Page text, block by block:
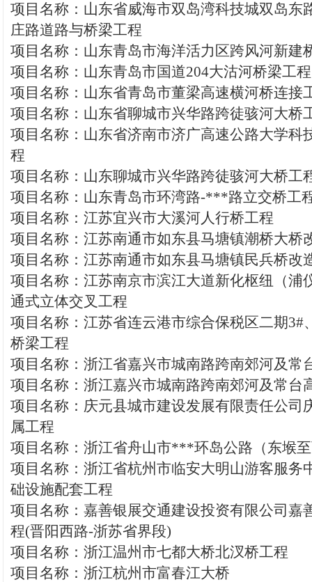
项目名称：山东省威海市双岛湾科技城双岛东
庄路道路与桥梁工程
项目名称：山东青岛市海洋活力区跨风河新建
项目名称：山东青岛市国道204大沽河桥梁工程
项目名称：山东省青岛市董梁高速横河桥连接
项目名称：山东省聊城市兴华路跨徒骇河大桥
项目名称：山东省济南市济广高速公路大学科
程
项目名称：山东聊城市兴华路跨徒骇河大桥工
项目名称：山东青岛市环湾路-***路立交桥工
项目名称：江苏宜兴市大溪河人行桥工程
项目名称：江苏南通市如东县马塘镇潮桥大桥
项目名称：江苏南通市如东县马塘镇民兵桥改
项目名称：江苏南京市滨江大道新化枢纽（浦
通式立体交叉工程
项目名称：江苏省连云港市综合保税区二期3#
桥梁工程
项目名称：浙江省嘉兴市城南路跨南郊河及常
项目名称：浙江嘉兴市城南路跨南郊河及常台
项目名称：庆元县城市建设发展有限责任公司
属工程
项目名称：浙江省舟山市***环岛公路（东堠
项目名称：浙江省杭州市临安大明山游客服务
础设施配套工程
项目名称：嘉善银展交通建设投资有限公司嘉
程(晋阳西路-浙苏省界段)
项目名称：浙江温州市七都大桥北汊桥工程
项目名称：浙江杭州市富春江大桥